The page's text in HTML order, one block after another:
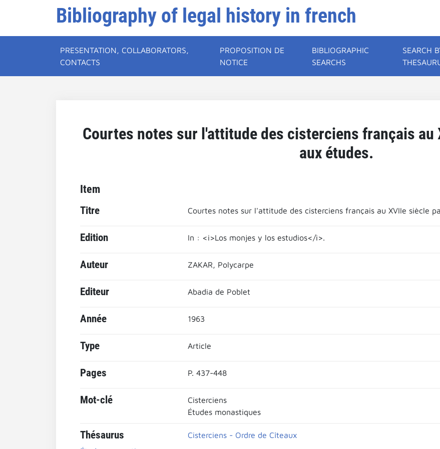
Bibliography of legal history in french
PRESENTATION, COLLABORATORS,
CONTACTS
PROPOSITION DE
NOTICE
BIBLIOGRAPHIC
SEARCHS
SEARCH
Courtes notes sur l'attitude des cisterciens français
aux études.
Item
Titre Courtes notes sur l'attitude des cisterciens français au XVIIe siècle
Edition In : <i>Los monjes y los estudios</i>.
Auteur ZAKAR, Polycarpe
Editeur Abadia de Poblet
Année 1963
Type Article
Pages P. 437-448
Mot-clé
Cisterciens
Études monastiques
Thésaurus
Cisterciens - Ordre de Cîteaux